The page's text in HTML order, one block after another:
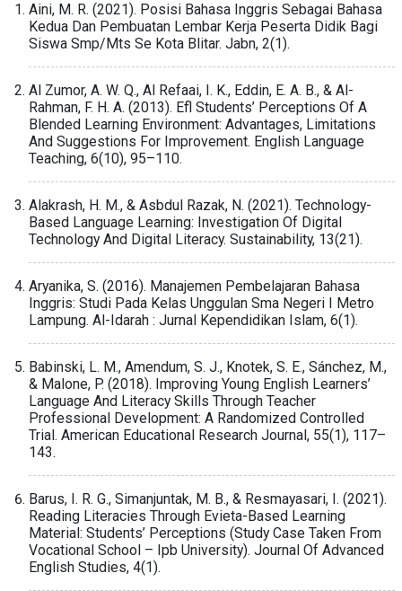
Aini, M. R. (2021). Posisi Bahasa Inggris Sebagai Bahasa
Kedua Dan Pembuatan Lembar Kerja Peserta Didik Bagi
Siswa Smp/Mts Se Kota Blitar. Jabn, 2(1).
Al Zumor, A. W. Q., Al Refaai, I. K., Eddin, E. A. B., & Al-
Rahman, F. H. A. (2013). Efl Students’ Perceptions Of A
Blended Learning Environment: Advantages, Limitations
And Suggestions For Improvement. English Language
Teaching, 6(10), 95–110.
Alakrash, H. M., & Asbdul Razak, N. (2021). Technology-
Based Language Learning: Investigation Of Digital
Technology And Digital Literacy. Sustainability, 13(21).
Aryanika, S. (2016). Manajemen Pembelajaran Bahasa
Inggris: Studi Pada Kelas Unggulan Sma Negeri I Metro
Lampung. Al-Idarah : Jurnal Kependidikan Islam, 6(1).
Babinski, L. M., Amendum, S. J., Knotek, S. E., Sánchez, M.,
& Malone, P. (2018). Improving Young English Learners’
Language And Literacy Skills Through Teacher
Professional Development: A Randomized Controlled
Trial. American Educational Research Journal, 55(1), 117–
143.
Barus, I. R. G., Simanjuntak, M. B., & Resmayasari, I. (2021).
Reading Literacies Through Evieta-Based Learning
Material: Students’ Perceptions (Study Case Taken From
Vocational School – Ipb University). Journal Of Advanced
English Studies, 4(1).